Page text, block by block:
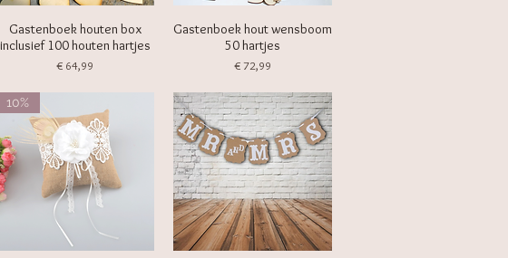
Gastenboek houten box
inclusief 100 houten hartjes
Prijs
€ 64,99
Gastenboek hout wensboom
50 hartjes
Prijs
€ 72,99
10%